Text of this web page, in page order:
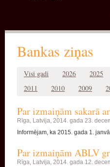
Bankas ziņas
Visi gadi 2026 2025
2011
2010 2009
Par izmaiņām sakarā
Rīga, Latvija, 2014. gada 23.
Informējam, ka 2015. gada 1.
Par izmaiņām ABLV
Rīga, Latvija, 2014. gada 12.